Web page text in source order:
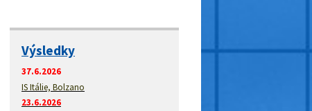
Výsledky
37.6.2026
IS Itálie, Bolzano
23.6.2026